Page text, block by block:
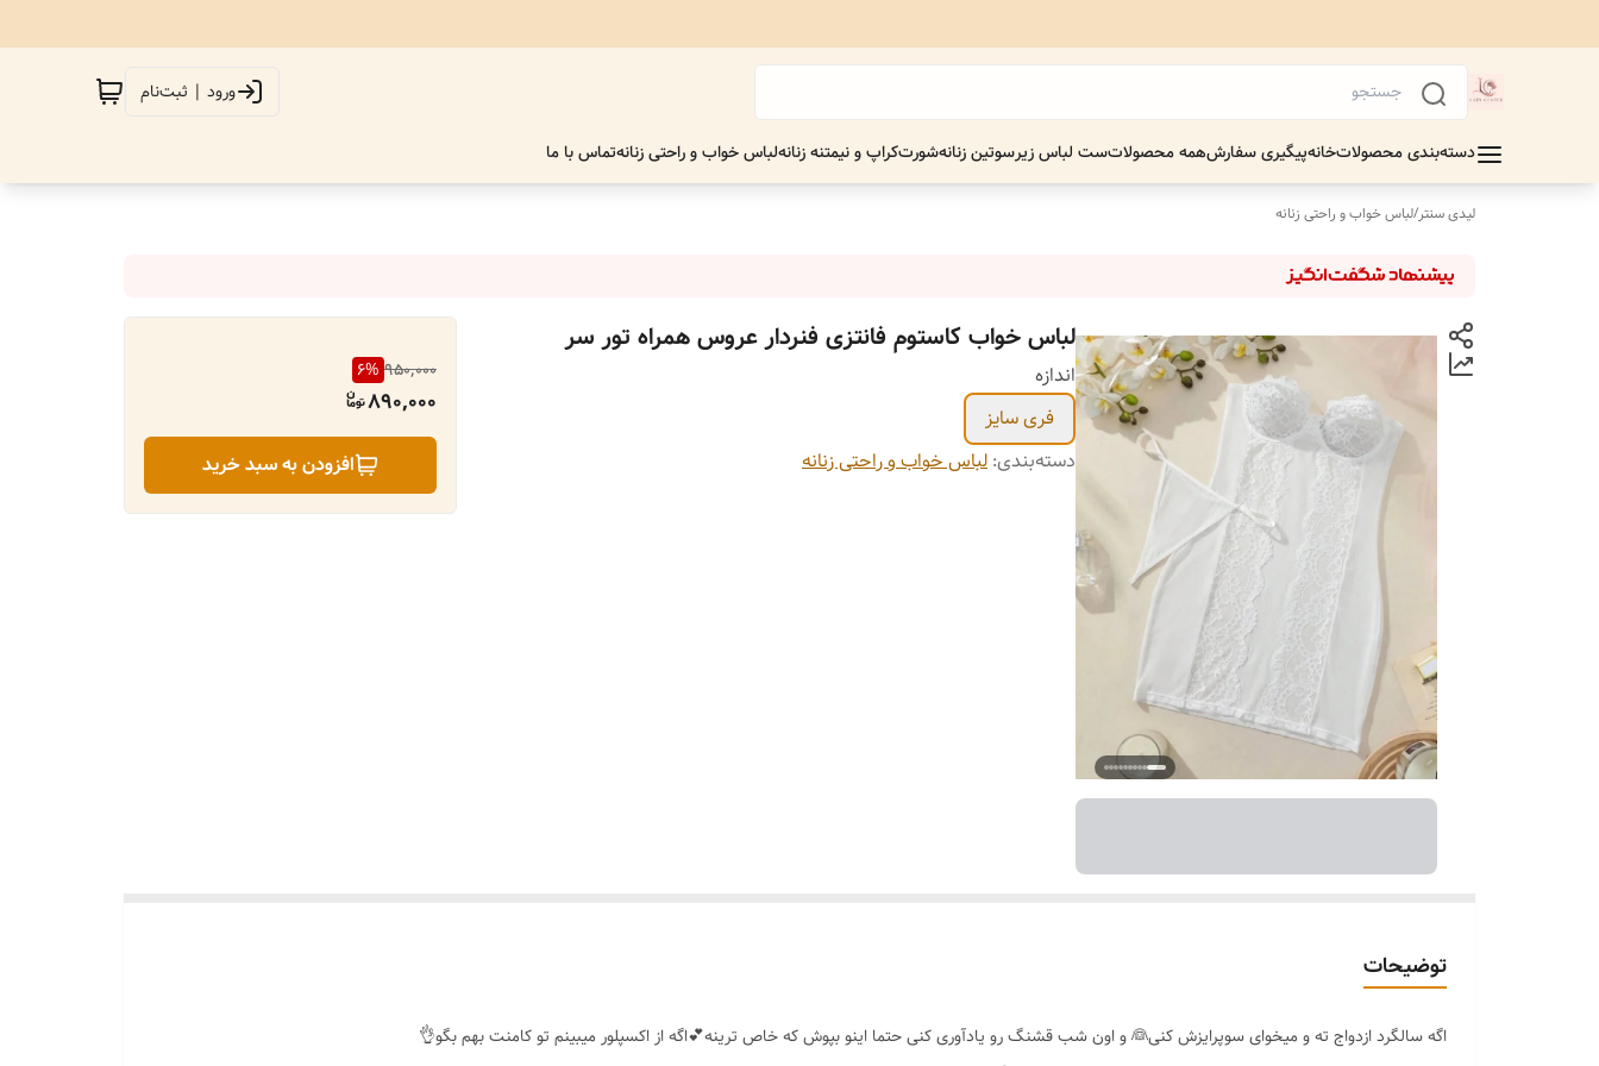
ورود | ثبت‌نام
دسته‌بندی محصولاتخانهپیگیری سفارشهمه محصولاتست لباس زیرسوتین زنانهشورتکراپ و نیمتنه زنانهلباس خواب و راحتی زنانهتماس با ما
لیدی سنتر/لباس خواب و راحتی زنانه
لباس خواب کاستوم فانتزی فنردار عروس همراه تور سر
اندازه
فری سایز
دسته‌بندی: لباس خواب و راحتی زنانه
950,000
6%
890,000
افزودن به سبد خرید
توضیحات
اگه سالگرد ازدواج ته و میخوای سوپرایزش کنی👰 و اون شب قشنگ رو یادآوری کنی حتما اینو بپوش که خاص ترینه💕اگه از اکسپلور میبینم تو کامنت بهم بگو👌